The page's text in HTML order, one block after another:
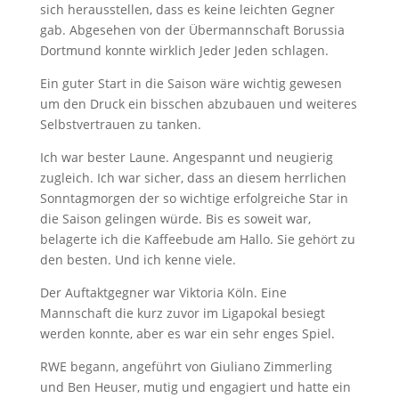
sich herausstellen, dass es keine leichten Gegner
gab. Abgesehen von der Übermannschaft Borussia
Dortmund konnte wirklich Jeder Jeden schlagen.
Ein guter Start in die Saison wäre wichtig gewesen
um den Druck ein bisschen abzubauen und weiteres
Selbstvertrauen zu tanken.
Ich war bester Laune. Angespannt und neugierig
zugleich. Ich war sicher, dass an diesem herrlichen
Sonntagmorgen der so wichtige erfolgreiche Star in
die Saison gelingen würde. Bis es soweit war,
belagerte ich die Kaffeebude am Hallo. Sie gehört zu
den besten. Und ich kenne viele.
Der Auftaktgegner war Viktoria Köln. Eine
Mannschaft die kurz zuvor im Ligapokal besiegt
werden konnte, aber es war ein sehr enges Spiel.
RWE begann, angeführt von Giuliano Zimmerling
und Ben Heuser, mutig und engagiert und hatte ein